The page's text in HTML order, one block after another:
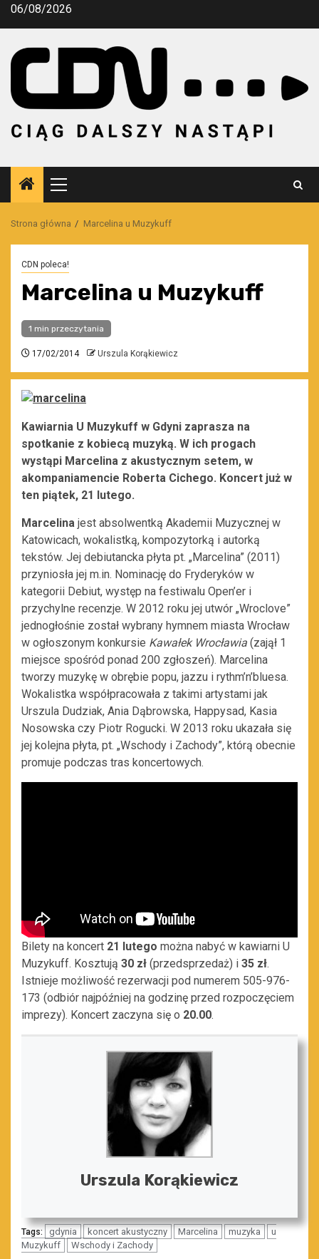
Przejdź
06/08/2026
Menu
główne
Strona główna Marcelina u Muzykuff
CDN poleca!
Marcelina u Muzykuff
1 min przeczytania
17/02/2014 Urszula Korąkiewicz
Kawiarnia U Muzykuff w Gdyni zaprasza na
spotkanie z kobiecą muzyką. W ich progach
wystąpi Marcelina z akustycznym setem, w
akompaniamencie Roberta Cichego. Koncert już w
ten piątek, 21 lutego.
Marcelina jest absolwentką Akademii Muzycznej w
Katowicach, wokalistką, kompozytorką i autorką
tekstów. Jej debiutancka płyta pt. „Marcelina” (2011)
przyniosła jej m.in. Nominację do Fryderyków w
kategorii Debiut, występ na festiwalu Open’er i
przychylne recenzje. W 2012 roku jej utwór „Wroclove”
jednogłośnie został wybrany hymnem miasta Wrocław
w ogłoszonym konkursie Kawałek Wrocławia (zajął 1
miejsce spośród ponad 200 zgłoszeń). Marcelina
tworzy muzykę w obrębie popu, jazzu i rythm’n’bluesa.
Wokalistka współpracowała z takimi artystami jak
Urszula Dudziak, Ania Dąbrowska, Happysad, Kasia
Nosowska czy Piotr Rogucki. W 2013 roku ukazała się
jej kolejna płyta, pt. „Wschody i Zachody”, którą obecnie
promuje podczas tras koncertowych.
Bilety na koncert 21 lutego można nabyć w kawiarni U
Muzykuff. Kosztują 30 zł (przedsprzedaż) i 35 zł.
Istnieje możliwość rezerwacji pod numerem 505-976-
173 (odbiór najpóźniej na godzinę przed rozpoczęciem
imprezy). Koncert zaczyna się o 20.00.
Urszula Korąkiewicz
Tags: gdynia koncert akustyczny Marcelina muzyka
u
Muzykuff
Wschody i Zachody